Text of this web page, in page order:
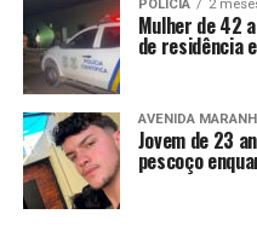
POLÍCIA 2
Mulher de 42
de residência
AVENIDA
Jovem de 23
pescoço